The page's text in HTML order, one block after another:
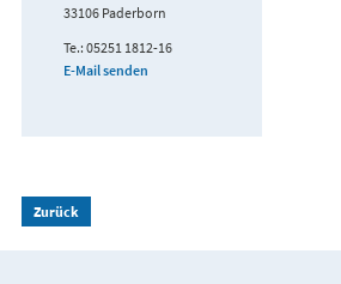
33106 Paderborn
Te.: 05251 1812-16
E-Mail senden
Zurück